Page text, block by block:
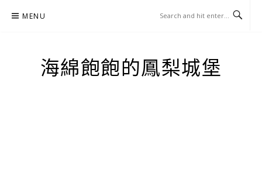
MENU
海綿飽飽的鳳梨城堡